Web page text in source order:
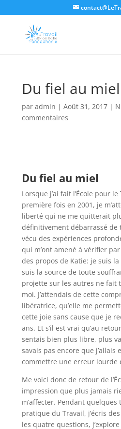
Du fiel au miel
par admin | Août 31, 2017|
commentaires
Du fiel au miel
Lorsque j’ai fait l’École pour
première fois en 2001, je
liberté qui ne me quitterait
définitivement débarrassé de
vécu des expériences
qui m’ont amené à vérifier
des propos de Katie: je suis
suis la source de toute
projette sur les autres ne fait
moi. J’attendais de cette
libératrice, qu’elle me
cette joie sans cause que je
ans. Et s’il est vrai qu’au
sentais bien plus libre, plus
savais pas encore que j’allais
commettre une erreur lourde
Me voici donc de retour de
impression que plus jamais
m’affecter. Pendant
pratique du Travail, j’écris
les quatre questions,